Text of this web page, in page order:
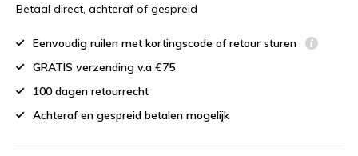
Betaal direct, achteraf of gespreid
Eenvoudig ruilen met kortingscode of retour sturen
GRATIS verzending v.a €75
100 dagen retourrecht
Achteraf en gespreid betalen mogelijk